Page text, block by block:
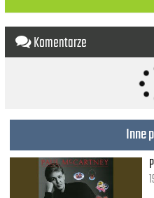
Trzeba cierpliwym być
BUM! BUM!
Bumerang
Komentarze
Inne